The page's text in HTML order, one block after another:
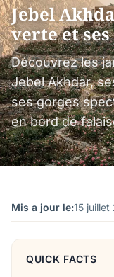
Jebel
verte et
Découvrez les
Jebel Akhdar,
ses gorges
en bord de
Mis a jour le:15 juillet
QUICK FACTS